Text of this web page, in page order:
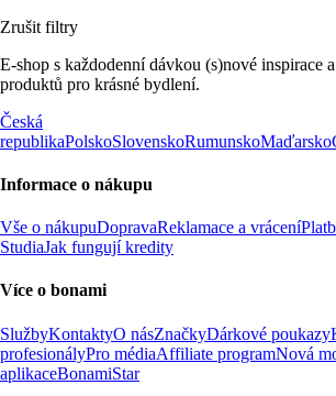
Zrušit filtry
E-shop s každodenní dávkou (s)nové inspirace
produktů pro krásné bydlení.
Česká
republikaPolskoSlovenskoRumunskoMaďarsko
Informace o nákupu
Vše o nákupuDopravaReklamace a vrácení
StudiaJak fungují kredity
Více o bonami
SlužbyKontaktyO násZnačkyDárkové poukazy
profesionályPro médiaAffiliate programNová
aplikaceBonamiStar